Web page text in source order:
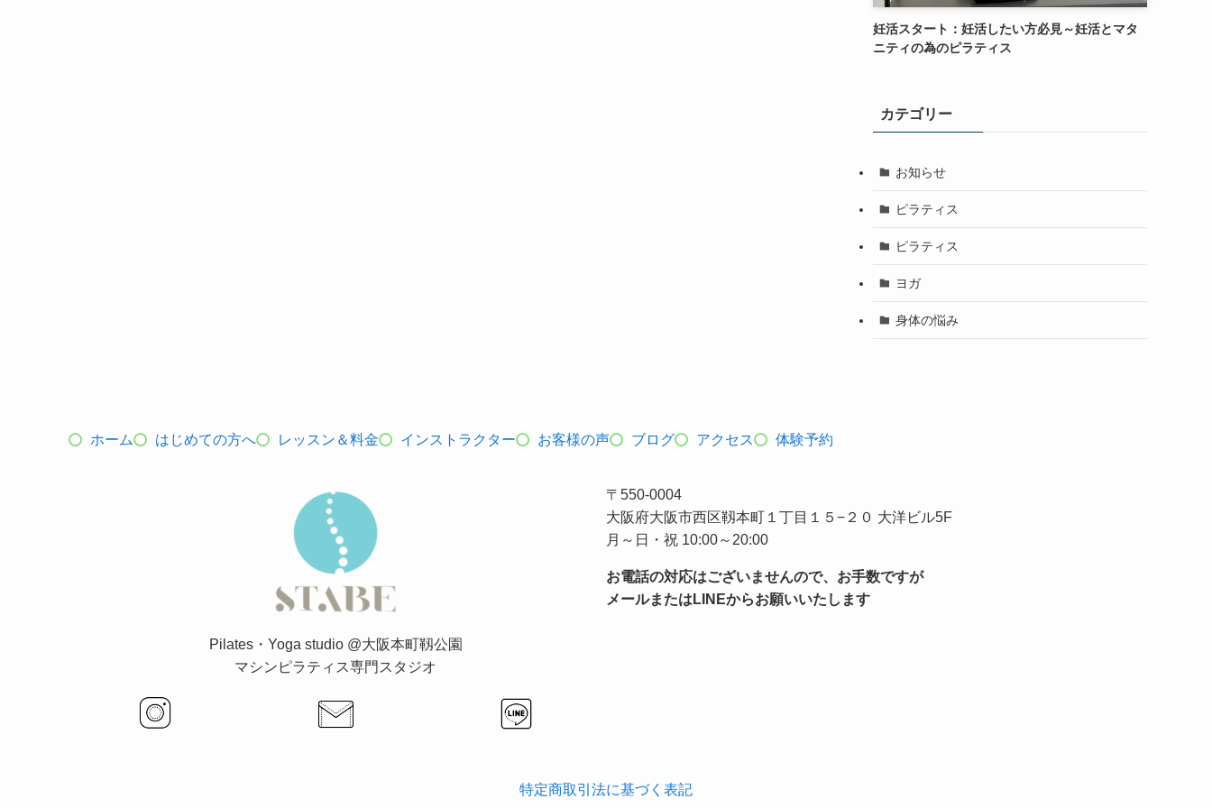
妊活スタート：妊活したい方必見～妊活とマタ
ニティの為のピラティス
カテゴリー
お知らせ
ピラティス
ピラティス
ヨガ
身体の悩み
ホーム はじめての方へ レッスン＆料金 インストラクター お客様の声 ブログ アクセス 体験予約
Pilates・Yoga studio @大阪本町靱公園
マシンピラティス専門スタジオ
〒550-0004
大阪府大阪市西区靱本町１丁目１５−２０ 大洋ビル5F
月～日・祝 10:00～20:00
お電話の対応はございませんので、お手数ですが
メールまたはLINEからお願いいたします
特定商取引法に基づく表記